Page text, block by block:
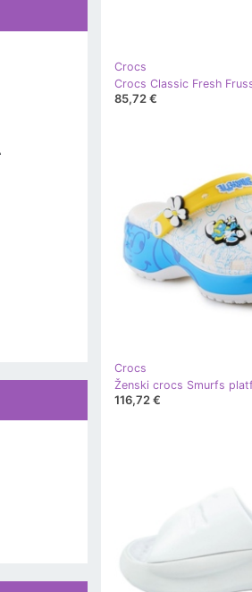
Crocs
85,72 €
Crocs
116,72 €